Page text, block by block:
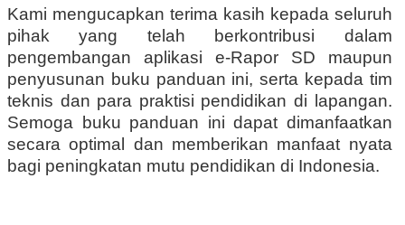
Kami mengucapkan terima kasih kepada seluruh
pihak yang telah berkontribusi dalam
pengembangan aplikasi e-Rapor SD maupun
penyusunan buku panduan ini, serta kepada tim
teknis dan para praktisi pendidikan di lapangan.
Semoga buku panduan ini dapat dimanfaatkan
secara optimal dan memberikan manfaat nyata
bagi peningkatan mutu pendidikan di Indonesia.